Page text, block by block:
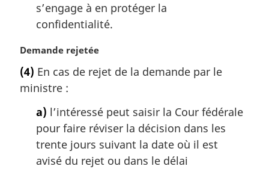
s’engage à en protéger la
confidentialité.
N
t
e
Demande rejetée
(4) En cas de rejet de la demande par le
ministre :
a) l’intéressé peut saisir la Cour fédérale
pour faire réviser la décision dans les
trente jours suivant la date où il est
avisé du rejet ou dans le délai